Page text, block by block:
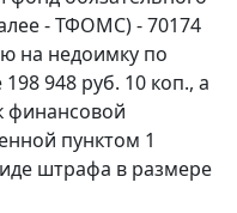
- ТФОМС) - 70174
на недоимку по
948 руб. 10 коп., а
финансовой
пунктом 1
штрафа в размере